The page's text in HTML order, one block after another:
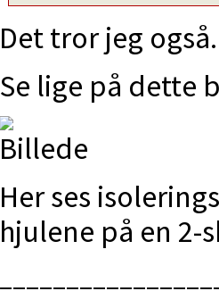
Det tror jeg også.
Se lige på dette
Her ses
hjulene på en 2-